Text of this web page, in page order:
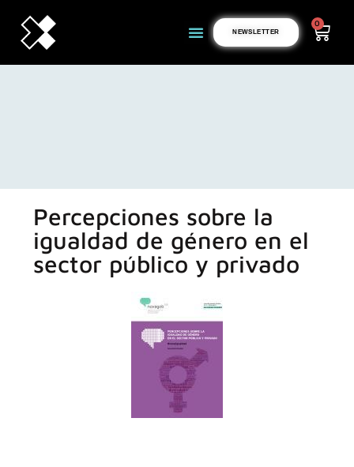
NEWSLETTER
0
Percepciones sobre la
igualdad de género en el
sector público y privado